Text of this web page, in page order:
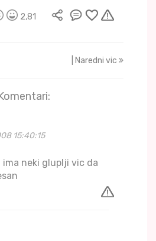
2,81
| Naredni vic
15:40:15
ima neki gluplji vic da